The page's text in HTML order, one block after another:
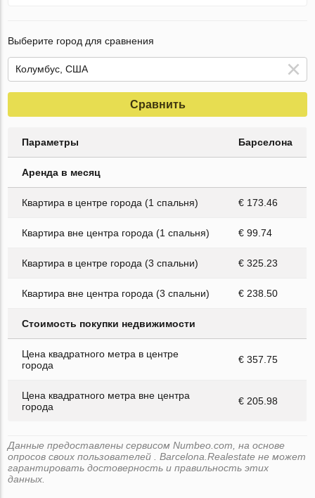
Выберите город для сравнения
Сравнить
Параметры Барселона
Аренда в месяц
Квартира в центре города (1 спальня) € 173.46
Квартира вне центра города (1 спальня) € 99.74
Квартира в центре города (3 спальни) € 325.23
Квартира вне центра города (3 спальни) € 238.50
Стоимость покупки недвижимости
Цена квадратного метра в центре
города
€ 357.75
Цена квадратного метра вне центра
города
€ 205.98
Данные предоставлены сервисом Numbeo.com, на основе
опросов своих пользователей . Barcelona.Realestate не может
гарантировать достоверность и правильность этих
данных.